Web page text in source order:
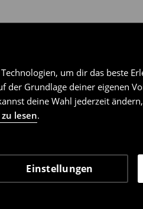
um dir das beste
der Grundlage deiner eigenen
deine Wahl jederzeit
lesen.
Einstellungen